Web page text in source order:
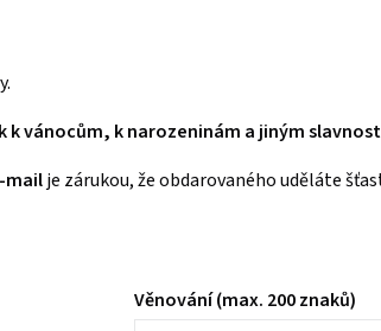
k vánocům, k narozeninám a jiným
mailje zárukou, že obdarovaného uděláte
Věnování (max. 200 znaků)